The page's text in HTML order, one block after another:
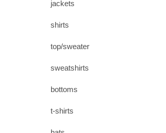
jackets
shirts
top/sweater
sweatshirts
bottoms
t-shirts